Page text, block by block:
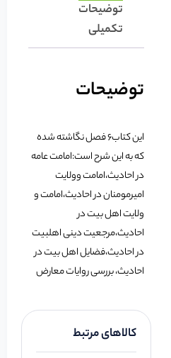
توضیحات
تکمیلی
توضیحات
این کتاب6 فصل نگاشته شده
که به این شرح است:امامت عامه
در احادیث،امامت وولایت
امیرمومنان در احادیث،امامت و
ولایت اهل بیت در
احادیث،مرجعیت دینی اهلبیت
در احادیث،فضایل اهل بیت در
احادیث، بررسی روایات معارض
کالاهای مرتبط